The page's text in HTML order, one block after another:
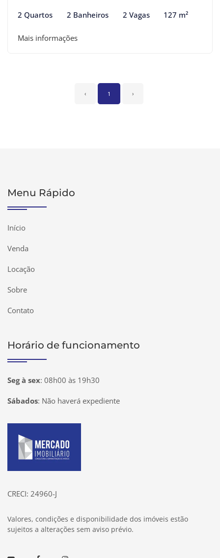
2 Quartos 2 Banheiros 2 Vagas 127 m²
Mais informações
‹ 1 ›
Menu Rápido
Início
Venda
Locação
Sobre
Contato
Horário de funcionamento
Seg à sex: 08h00 às 19h30
Sábados: Não haverá expediente
CRECI: 24960-J
Valores, condições e disponibilidade dos imóveis estão
sujeitos a alterações sem aviso prévio.